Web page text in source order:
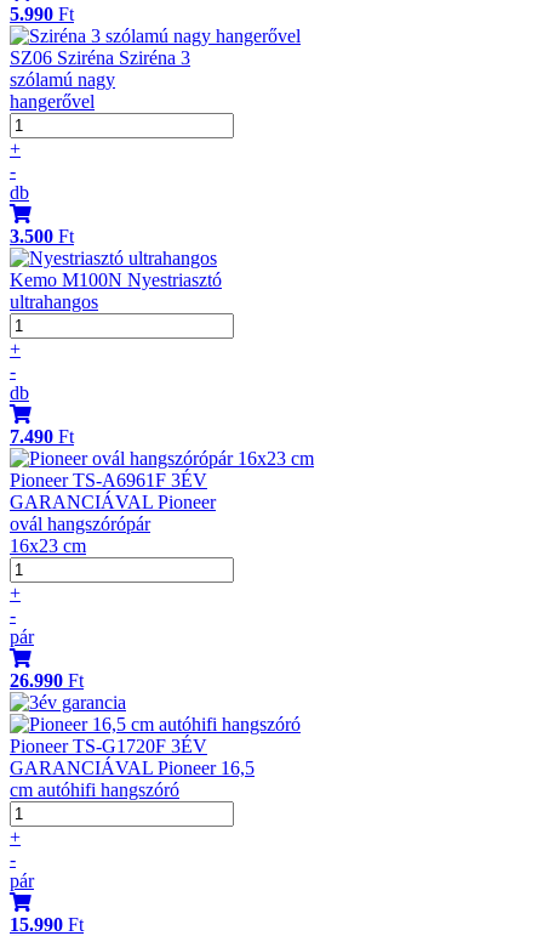
5.990 Ft
SZ06 Sziréna Sziréna 3
szólamú nagy
hangerővel
+
-
db
3.500 Ft
Kemo M100N Nyestriasztó
ultrahangos
+
-
db
7.490 Ft
Pioneer TS-A6961F 3ÉV
GARANCIÁVAL Pioneer
ovál hangszórópár
16x23 cm
+
-
pár
26.990 Ft
Pioneer TS-G1720F 3ÉV
GARANCIÁVAL Pioneer 16,5
cm autóhifi hangszóró
+
-
pár
15.990 Ft